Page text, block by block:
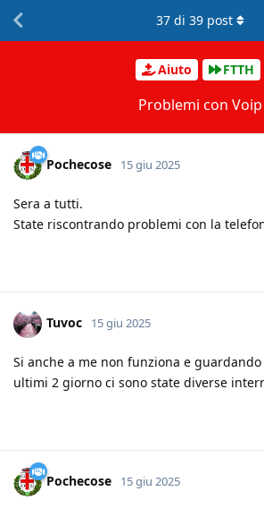
Aiuto FTTH
Problemi con Voip
37di 39post
Pochecose 15 giu 2025
Sera a tutti.
State riscontrando problemi con la
Tuvoc 15 giu 2025
Si anche a me non funziona e
ultimi 2 giorno ci sono state diverse
Pochecose 15 giu 2025